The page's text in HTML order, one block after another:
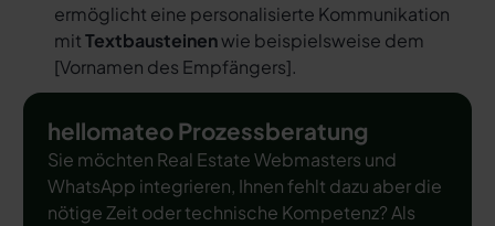
ermöglicht eine personalisierte Kommunikation
mitTextbausteinenwie beispielsweise dem
[Vornamen des Empfängers].
hellomateo Prozessberatung
Sie möchten Real Estate Webmasters und
WhatsApp integrieren, Ihnen fehlt dazu aber die
nötige Zeit oder technische Kompetenz? Als